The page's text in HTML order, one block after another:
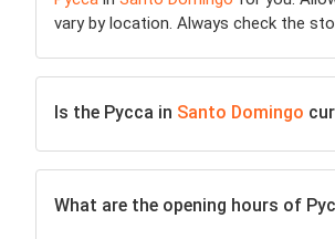
vary by location. Always check the
Is the Pycca in Santo Domingo
What are the opening hours of